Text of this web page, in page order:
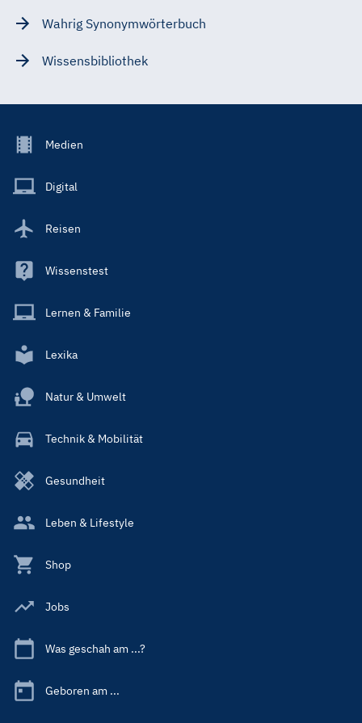
Wahrig Synonymwörterbuch
Wissensbibliothek
Footer
Main
Medien
Digital
Reisen
Wissenstest
Lernen & Familie
Lexika
Natur & Umwelt
Technik & Mobilität
Gesundheit
Leben & Lifestyle
Shop
Jobs
Was geschah am ...?
Geboren am ...